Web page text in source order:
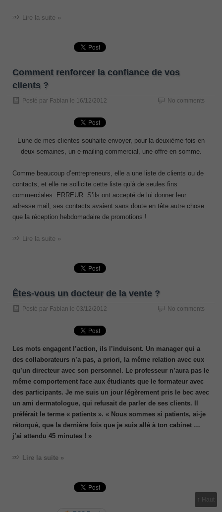
Lire la suite »
Comment renforcer la confiance de vos
clients ?
Posté par Fabian le 16/12/2012 No comments
L’une de mes clientes souhaite envoyer, pour la deuxième fois en
deux semaines, un e-mailing commercial, une offre en somme.
Comme beaucoup d’entrepreneurs, elle a une liste de clients ou de
contacts, et elle ne sollicite cette liste qu’à de seules fins
commerciales. ERREUR. S’ils ont accepté de lui donner leur
adresse mail, ses contacts avaient sans doute en tête autre chose
que la réception hebdomadaire de promotions !
Lire la suite »
Êtes-vous un docteur de la vente ?
Posté par Fabian le 03/12/2012 No comments
Les mots engagent l’action, ils l’induisent. Un manager qui a
des collaborateurs n’a pas, a priori, la même relation avec eux
qu’un directeur avec son personnel. Le professeur n’aura pas le
même comportement face aux étudiants que le formateur avec
des participants. Je me suis un jour légèrement pris le bec avec
un ami dermatologue, qui refusait de parler de ses clients. Il
préférait le terme « patients ». « Nous sommes si patients, ai-je
rétorqué, que la dernière fois que je suis allé à ton cabinet …
j’ai attendu 45 minutes ! »
Lire la suite »
↑ Haut